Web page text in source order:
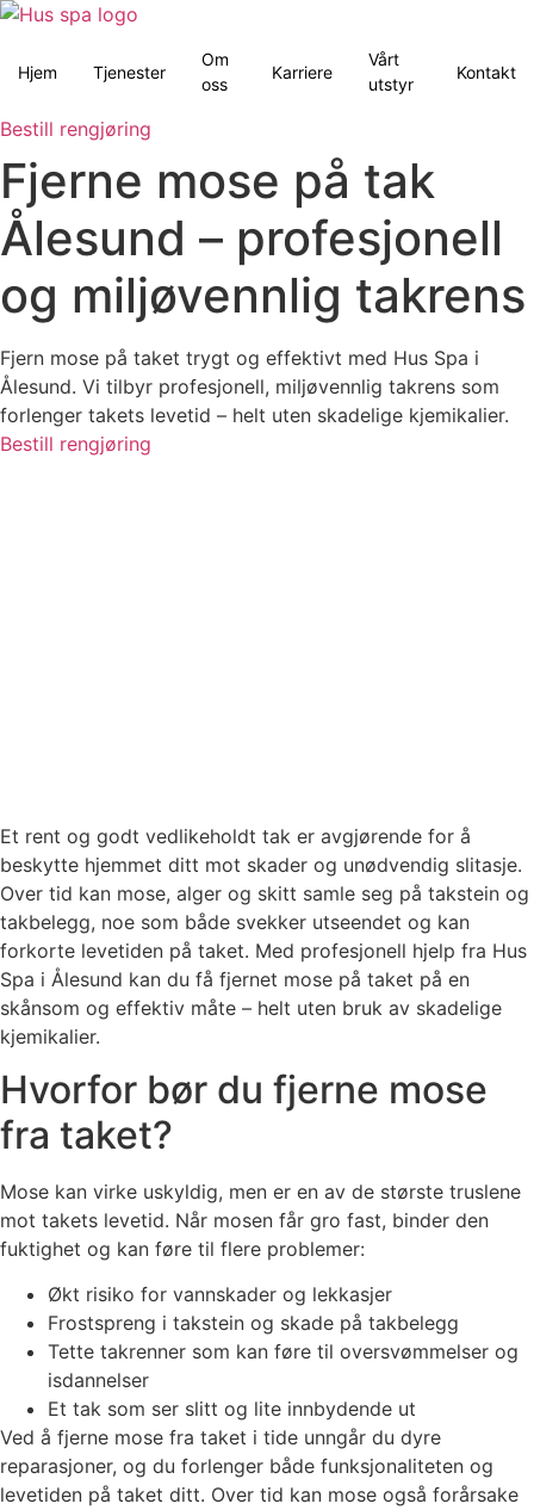
Skip
content
Hjem Tjenester
Om
oss
Karriere
Vårt
utstyr
Kontakt
Bestill rengjøring
Fjerne mose på tak
Ålesund – profesjonell
og miljøvennlig takrens
Fjern mose på taket trygt og effektivt med Hus Spa i
Ålesund. Vi tilbyr profesjonell, miljøvennlig takrens som
forlenger takets levetid – helt uten skadelige kjemikalier.
Bestill rengjøring
Et rent og godt vedlikeholdt tak er avgjørende for å
beskytte hjemmet ditt mot skader og unødvendig slitasje.
Over tid kan mose, alger og skitt samle seg på takstein og
takbelegg, noe som både svekker utseendet og kan
forkorte levetiden på taket. Med profesjonell hjelp fra Hus
Spa i Ålesund kan du få fjernet mose på taket på en
skånsom og effektiv måte – helt uten bruk av skadelige
kjemikalier.
Hvorfor bør du fjerne mose
fra taket?
Mose kan virke uskyldig, men er en av de største truslene
mot takets levetid. Når mosen får gro fast, binder den
fuktighet og kan føre til flere problemer:
Økt risiko for vannskader og lekkasjer
Frostspreng i takstein og skade på takbelegg
Tette takrenner som kan føre til oversvømmelser og
isdannelser
Et tak som ser slitt og lite innbydende ut
Ved å fjerne mose fra taket i tide unngår du dyre
reparasjoner, og du forlenger både funksjonaliteten og
levetiden på taket ditt. Over tid kan mose også forårsake